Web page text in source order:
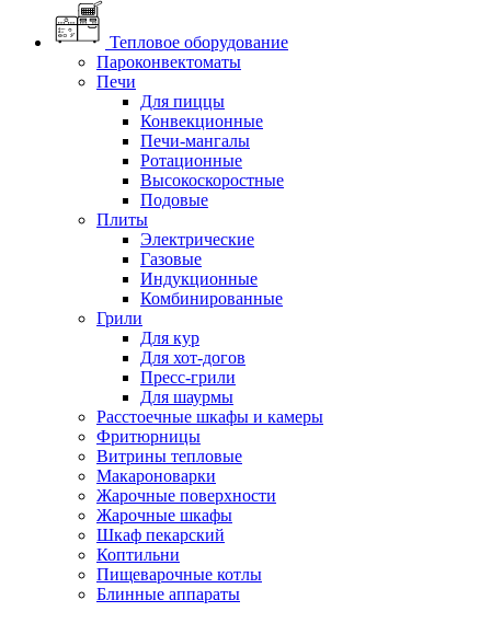
Тепловое оборудование
Пароконвектоматы
Печи
Для пиццы
Конвекционные
Печи-мангалы
Ротационные
Высокоскоростные
Подовые
Плиты
Электрические
Газовые
Индукционные
Комбинированные
Грили
Для кур
Для хот-догов
Пресс-грили
Для шаурмы
Расстоечные шкафы и камеры
Фритюрницы
Витрины тепловые
Макароноварки
Жарочные поверхности
Жарочные шкафы
Шкаф пекарский
Коптильни
Пищеварочные котлы
Блинные аппараты